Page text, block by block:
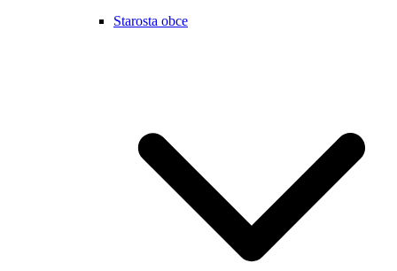
Starosta obce